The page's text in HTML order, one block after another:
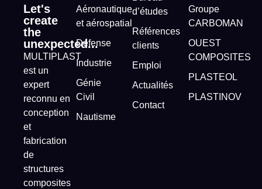
Let's
create
the
unexpected...
MULTIPLAST
est un
expert
reconnu en
conception
et
fabrication
de
structures
composites
Aéronautique
et aérospatial
Défense
Industrie
Génie
Civil
Nautisme
d’études
Références
clients
Emploi
Actualités
Contact
Groupe
CARBOMAN
OUEST
COMPOSITES
PLASTEOL
PLASTINOV